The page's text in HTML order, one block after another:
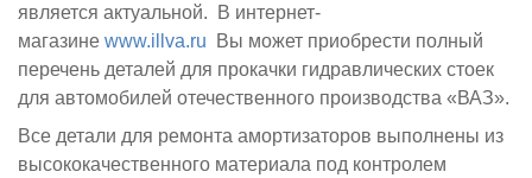
является актуальной. В интернет-
магазине www.illva.ru Вы может приобрести полный
перечень деталей для прокачки гидравлических стоек
для автомобилей отечественного производства «ВАЗ».
Все детали для ремонта амортизаторов выполнены из
высококачественного материала под контролем